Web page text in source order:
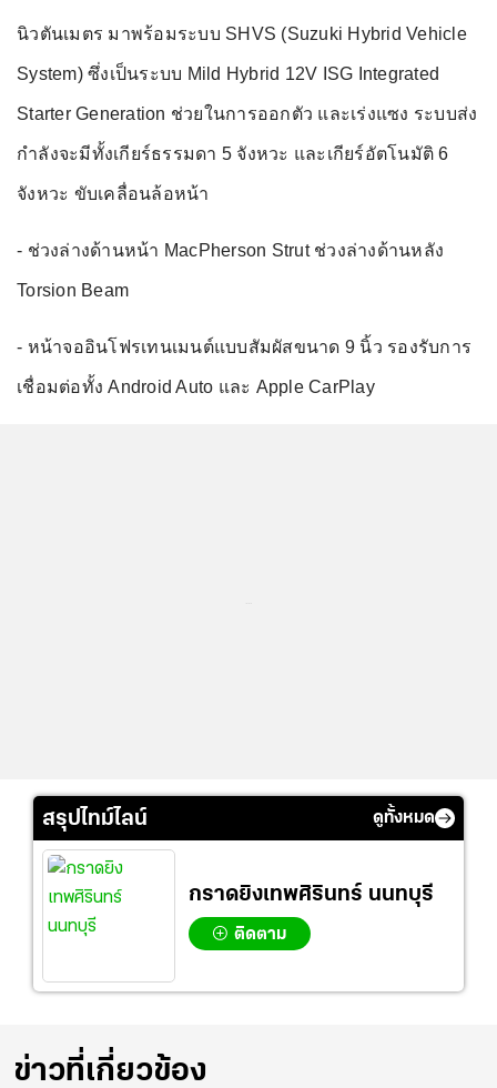
นิวตันเมตร มาพร้อมระบบ SHVS (Suzuki Hybrid Vehicle
System) ซึ่งเป็นระบบ Mild Hybrid 12V ISG Integrated
Starter Generation ช่วยในการออกตัว และเร่งแซง ระบบส่ง
กำลังจะมีทั้งเกียร์ธรรมดา 5 จังหวะ และเกียร์อัตโนมัติ 6
จังหวะ ขับเคลื่อนล้อหน้า
- ช่วงล่างด้านหน้า MacPherson Strut ช่วงล่างด้านหลัง
Torsion Beam
- หน้าจออินโฟรเทนเมนต์แบบสัมผัสขนาด 9 นิ้ว รองรับการ
เชื่อมต่อทั้ง Android Auto และ Apple CarPlay
สรุปไทม์ไลน์ ดูทั้งหมด
กราดยิงเทพศิรินทร์ นนทบุรี
ติดตาม
ข่าวที่เกี่ยวข้อง